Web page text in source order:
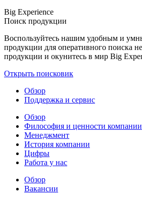
Big Experience
Поиск продукции
Воспользуйтесь нашим удобным и
продукции для оперативного поиска
продукции и окунитесь в мир Big
Открыть поисковик
Обзор
Поддержка и сервис
Обзор
Философия и ценности компании
Менеджмент
История компании
Цифры
Работа у нас
Обзор
Вакансии